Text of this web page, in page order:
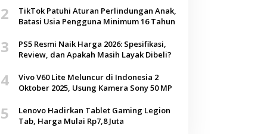
2
TikTok Patuhi Aturan Perlindungan Anak,
Batasi Usia Pengguna Minimum 16 Tahun
3
PS5 Resmi Naik Harga 2026: Spesifikasi,
Review, dan Apakah Masih Layak Dibeli?
4
Vivo V60 Lite Meluncur di Indonesia 2
Oktober 2025, Usung Kamera Sony 50 MP
5
Lenovo Hadirkan Tablet Gaming Legion
Tab, Harga Mulai Rp7,8 Juta